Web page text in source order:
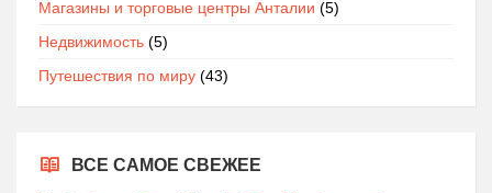
Магазины и торговые центры Анталии (5)
Недвижимость (5)
Путешествия по миру (43)
ВСЕ САМОЕ СВЕЖЕЕ